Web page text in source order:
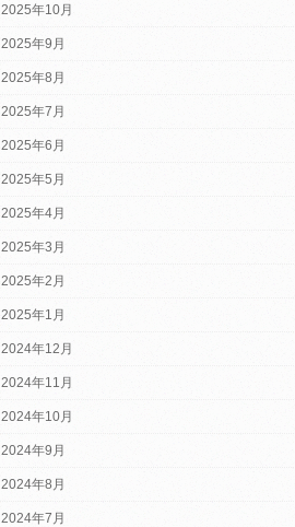
2025年10月
2025年9月
2025年8月
2025年7月
2025年6月
2025年5月
2025年4月
2025年3月
2025年2月
2025年1月
2024年12月
2024年11月
2024年10月
2024年9月
2024年8月
2024年7月